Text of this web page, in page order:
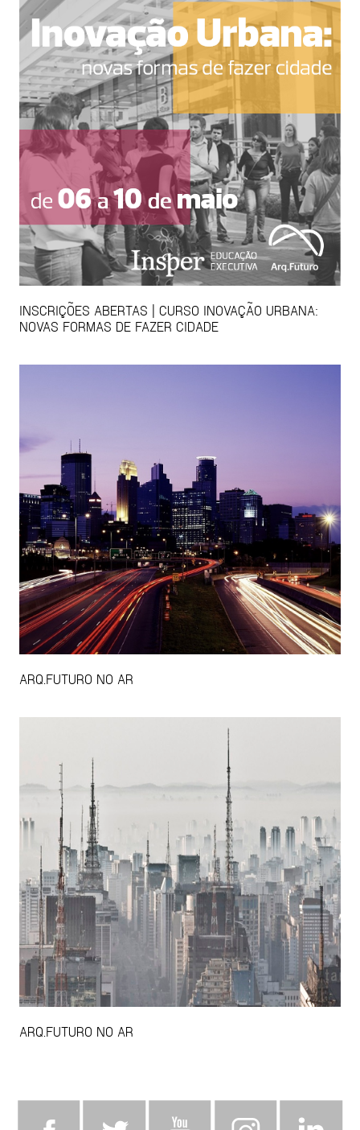
INSCRIÇÕES ABERTAS | CURSO INOVAÇÃO URBANA:
NOVAS FORMAS DE FAZER CIDADE
ARQ.FUTURO NO AR
ARQ.FUTURO NO AR